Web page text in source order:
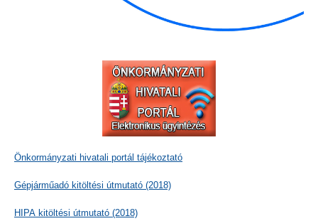
Önkormányzati hivatali portál tájékoztató
Gépjárműadó kitöltési útmutató (2018)
HIPA kitöltési útmutató (2018)